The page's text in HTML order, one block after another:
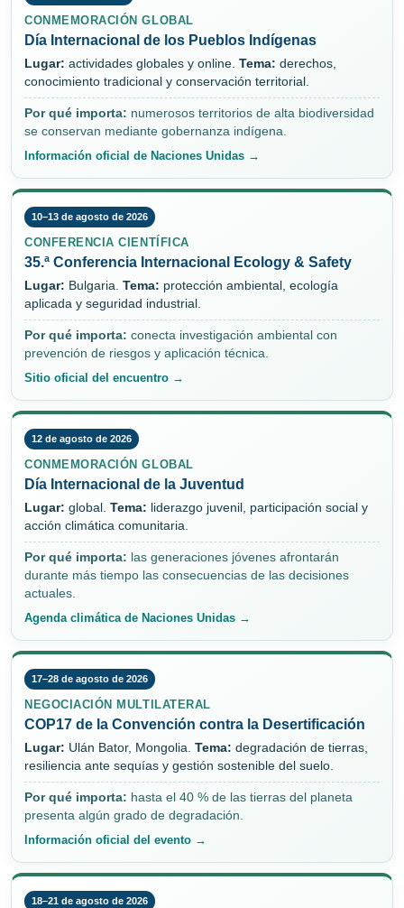
CONMEMORACIÓN GLOBAL
Día Internacional de los Pueblos Indígenas
Lugar: actividades globales y online. Tema: derechos,
conocimiento tradicional y conservación territorial.
Por qué importa: numerosos territorios de alta biodiversidad
se conservan mediante gobernanza indígena.
Información oficial de Naciones Unidas →
10–13 de agosto de 2026
CONFERENCIA CIENTÍFICA
35.ª Conferencia Internacional Ecology & Safety
Lugar: Bulgaria. Tema: protección ambiental, ecología
aplicada y seguridad industrial.
Por qué importa: conecta investigación ambiental con
prevención de riesgos y aplicación técnica.
Sitio oficial del encuentro →
12 de agosto de 2026
CONMEMORACIÓN GLOBAL
Día Internacional de la Juventud
Lugar: global. Tema: liderazgo juvenil, participación social y
acción climática comunitaria.
Por qué importa: las generaciones jóvenes afrontarán
durante más tiempo las consecuencias de las decisiones
actuales.
Agenda climática de Naciones Unidas →
17–28 de agosto de 2026
NEGOCIACIÓN MULTILATERAL
COP17 de la Convención contra la Desertificación
Lugar: Ulán Bator, Mongolia. Tema: degradación de tierras,
resiliencia ante sequías y gestión sostenible del suelo.
Por qué importa: hasta el 40 % de las tierras del planeta
presenta algún grado de degradación.
Información oficial del evento →
18–21 de agosto de 2026